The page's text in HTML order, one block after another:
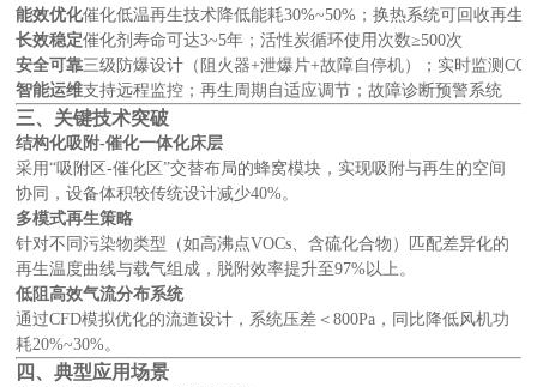
能效优化催化低温再生技术降低能耗30%~50%；换热系统可回收再生
长效稳定催化剂寿命可达3~5年；活性炭循环使用次数≥500次
安全可靠三级防爆设计（阻火器+泄爆片+故障自停机）；实时监测CO
智能运维支持远程监控；再生周期自适应调节；故障诊断预警系统
三、关键技术突破
结构化吸附-催化一体化床层
采用“吸附区-催化区”交替布局的蜂窝模块，实现吸附与再生的空间
协同，设备体积较传统设计减少40%。
多模式再生策略
针对不同污染物类型（如高沸点VOCs、含硫化合物）匹配差异化的
再生温度曲线与载气组成，脱附效率提升至97%以上。
低阻高效气流分布系统
通过CFD模拟优化的流道设计，系统压差＜800Pa，同比降低风机功
耗20%~30%。
四、典型应用场景